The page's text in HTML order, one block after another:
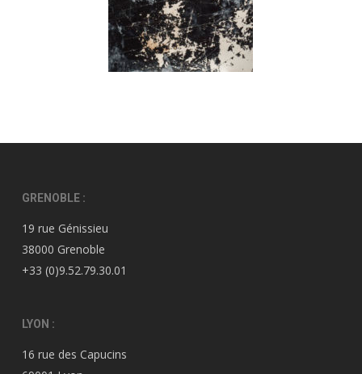
GRENOBLE :
19 rue Génissieu
38000 Grenoble
+33 (0)9.52.79.30.01
LYON :
16 rue des Capucins